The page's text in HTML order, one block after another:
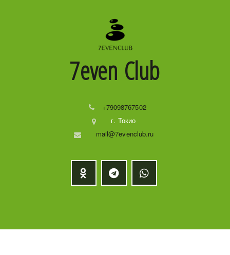
7even Club
+79098767502
г. Токио
mail@7evenclub.ru